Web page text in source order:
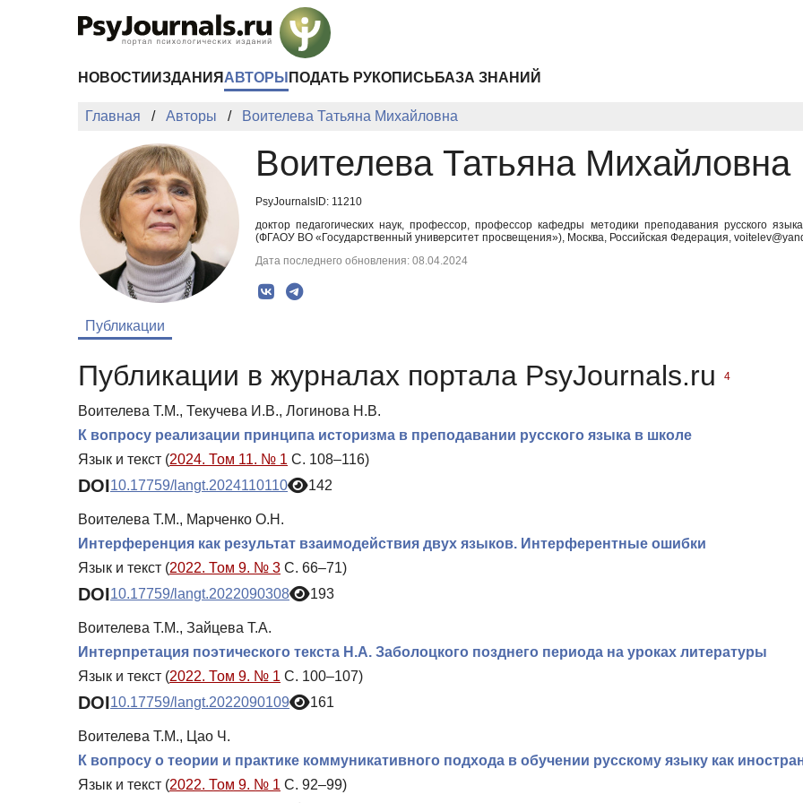
НОВОСТИ ИЗДАНИЯ АВТОРЫ ПОДАТЬ РУКОПИСЬ БАЗА ЗНАНИЙ
Главная Авторы Воителева Татьяна Михайловна
Воителева Татьяна Михайловна
PsyJournalsID: 11210
доктор педагогических наук, профессор, профессор кафедры методики преподавания русского
(ФГАОУ ВО «Государственный университет просвещения»), Москва, Российская Федерация,
Дата последнего обновления: 08.04.2024
Публикации
Публикации в журналах портала PsyJournals.ru 4
Воителева Т.М., Текучева И.В., Логинова Н.В.
К вопросу реализации принципа историзма в преподавании русского языка в школе
Язык и текст (2024. Том 11. № 1 С. 108–116)
DOI10.17759/langt.2024110110 142
Воителева Т.М., Марченко О.Н.
Интерференция как результат взаимодействия двух языков. Интерферентные ошибки
Язык и текст (2022. Том 9. № 3 С. 66–71)
DOI10.17759/langt.2022090308 193
Воителева Т.М., Зайцева Т.А.
Интерпретация поэтического текста Н.А. Заболоцкого позднего периода на уроках литературы
Язык и текст (2022. Том 9. № 1 С. 100–107)
DOI10.17759/langt.2022090109 161
Воителева Т.М., Цао Ч.
К вопросу о теории и практике коммуникативного подхода в обучении русскому языку как
Язык и текст (2022. Том 9. № 1 С. 92–99)